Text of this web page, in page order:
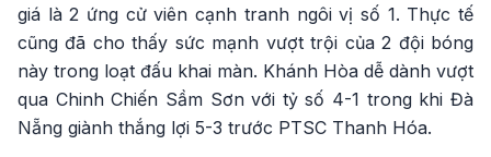
giá là 2 ứng cử viên cạnh tranh ngôi vị số 1. Thực tế
cũng đã cho thấy sức mạnh vượt trội của 2 đội bóng
này trong loạt đấu khai màn. Khánh Hòa dễ dành vượt
qua Chinh Chiến Sầm Sơn với tỷ số 4-1 trong khi Đà
Nẵng giành thắng lợi 5-3 trước PTSC Thanh Hóa.